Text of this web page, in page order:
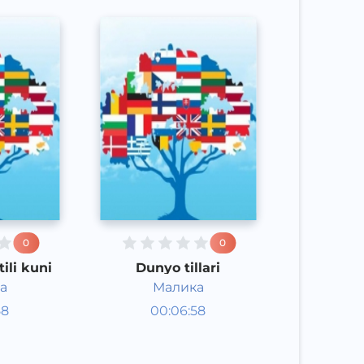
0
kuni
0
Dunyo tillari
Малика
00:06:58
Jamiyat